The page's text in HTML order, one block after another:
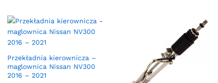
Przekładnia kierownicza –
maglownica Nissan NV300
2016 – 2021